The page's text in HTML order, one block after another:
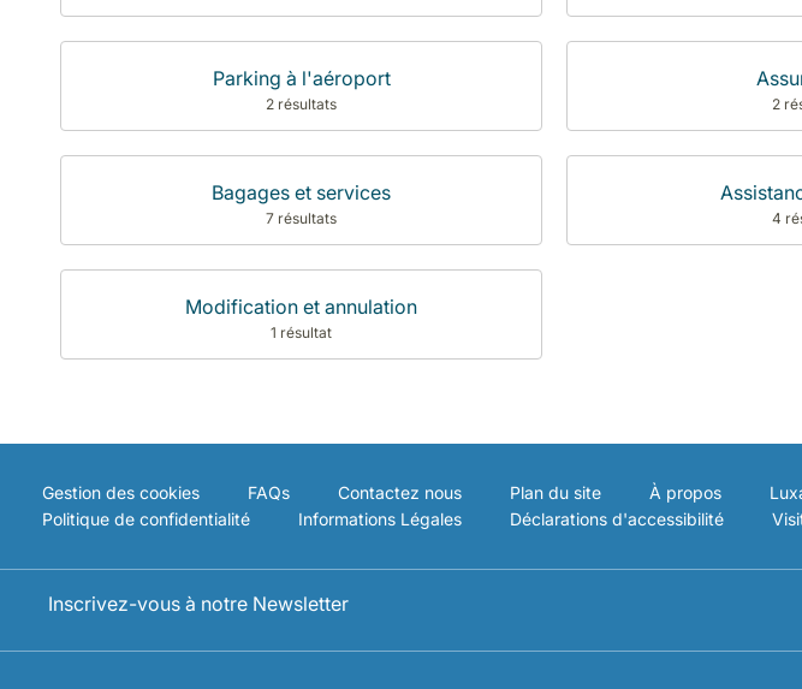
Parking à l'aéroport
2 résultats 2
Bagages et services
7 résultats 4
Modification et annulation
1 résultat
Gestion des cookies FAQs Contactez nous Plan du site À propos
Politique de confidentialité
Informations Légales Déclarations d'accessibilité
Inscrivez-vous à notre Newsletter